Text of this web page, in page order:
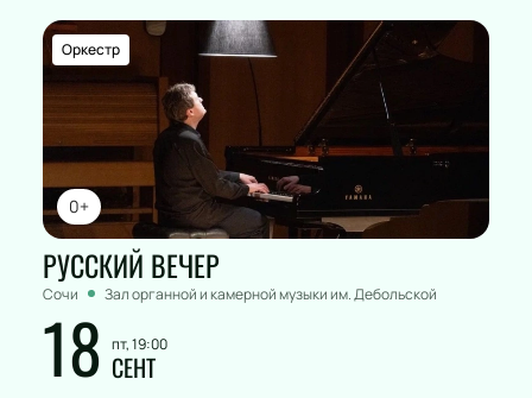
0+
Оркестр
РУССКИЙ ВЕЧЕР
Сочи Зал органной и камерной музыки им. Дебольской
18 пт, 19:00
СЕНТ